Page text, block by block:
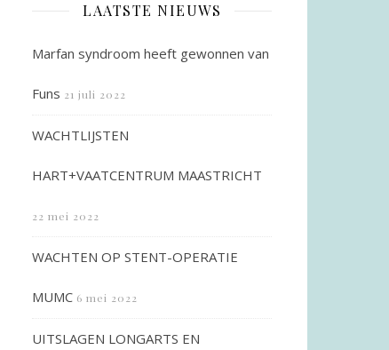
LAATSTE NIEUWS
Marfan syndroom heeft gewonnen van
Funs 21 juli 2022
WACHTLIJSTEN
HART+VAATCENTRUM MAASTRICHT
22 mei 2022
WACHTEN OP STENT-OPERATIE
MUMC 6 mei 2022
UITSLAGEN LONGARTS EN